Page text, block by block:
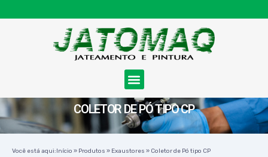
COLETOR DE PÓ TIPO CP
Você está aqui:Início » Produtos » Exaustores » Coletor de Pó tipo CP